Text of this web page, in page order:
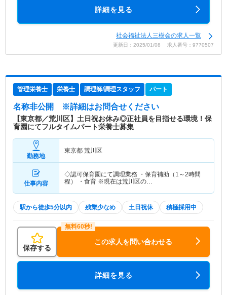
詳細を見る
社会福祉法人三樹会の求人一覧
更新日：2025/01/08 求人番号：9770507
管理栄養士 栄養士 調理師/調理スタッフ パート
名称非公開 ※詳細はお問合せください
【東京都／荒川区】土日祝お休み◎正社員を目指せる環境！保
育園にてフルタイムパート栄養士募集
勤務地
東京都 荒川区
仕事内容
◇認可保育園にて調理業務 ・保育補助（1～2時間
程） ・食育 ※現在は荒川区の…
駅から徒歩5分以内 残業少なめ 土日祝休 積極採用中
保存する
この求人を問い合わせる
詳細を見る